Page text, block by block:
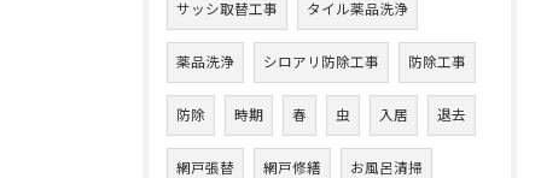
サッシ取替工事 タイル薬品洗浄
薬品洗浄 シロアリ防除工事 防除工事
防除 時期 春 虫 入居 退去
網戸張替 網戸修繕 お風呂清掃